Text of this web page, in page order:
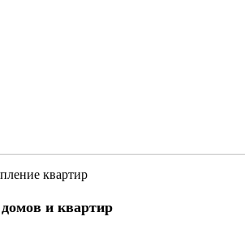
квартир
и квартир